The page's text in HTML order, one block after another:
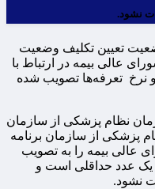
نشود.
تعیین تکلیف وضعیت
سال ۱۴۰۴ گفت: شورای عالی بیمه در ارتباط با
نرخ تعرفه‌ها تصویب شده
نظام پزشکی از سازمان
پزشکی از سازمان برنامه
عالی بیمه را به تصویب
یک عدد حداقلی است و
نشود.